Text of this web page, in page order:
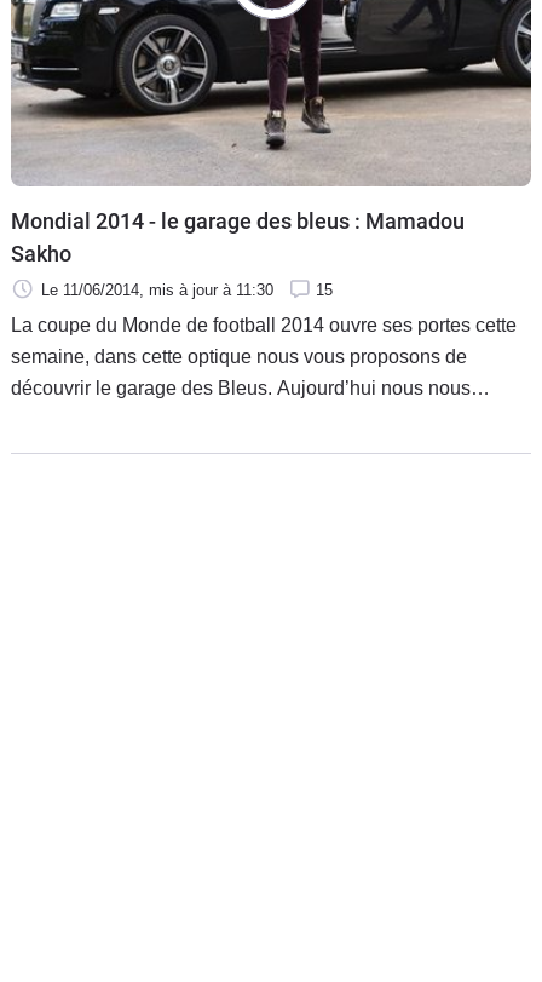
Mondial 2014 - le garage des bleus : Mamadou
Sakho
Le 11/06/2014 , mis à jour à 11:30 15
La coupe du Monde de football 2014 ouvre ses portes cette
semaine, dans cette optique nous vous proposons de
découvrir le garage des Bleus. Aujourd’hui nous nous